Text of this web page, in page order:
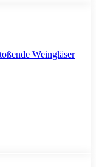
Weingläser